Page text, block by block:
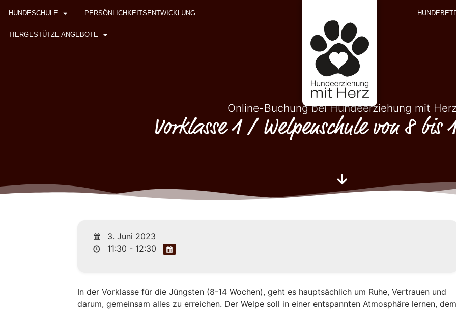
HUNDESCHULE PERSÖNLICHKEITSENTWICKLUNG
TIERGESTÜTZE ANGEBOTE
Online-Buchung bei Hundeerziehung mit
Vorklasse 1 / Welpenschule von 8 bis
3. Juni 2023
11:30 - 12:30
In der Vorklasse für die Jüngsten (8-14 Wochen), geht es hauptsächlich um Ruhe, Vertrauen und
darum, gemeinsam alles zu erreichen. Der Welpe soll in einer entspannten Atmosphäre lernen,